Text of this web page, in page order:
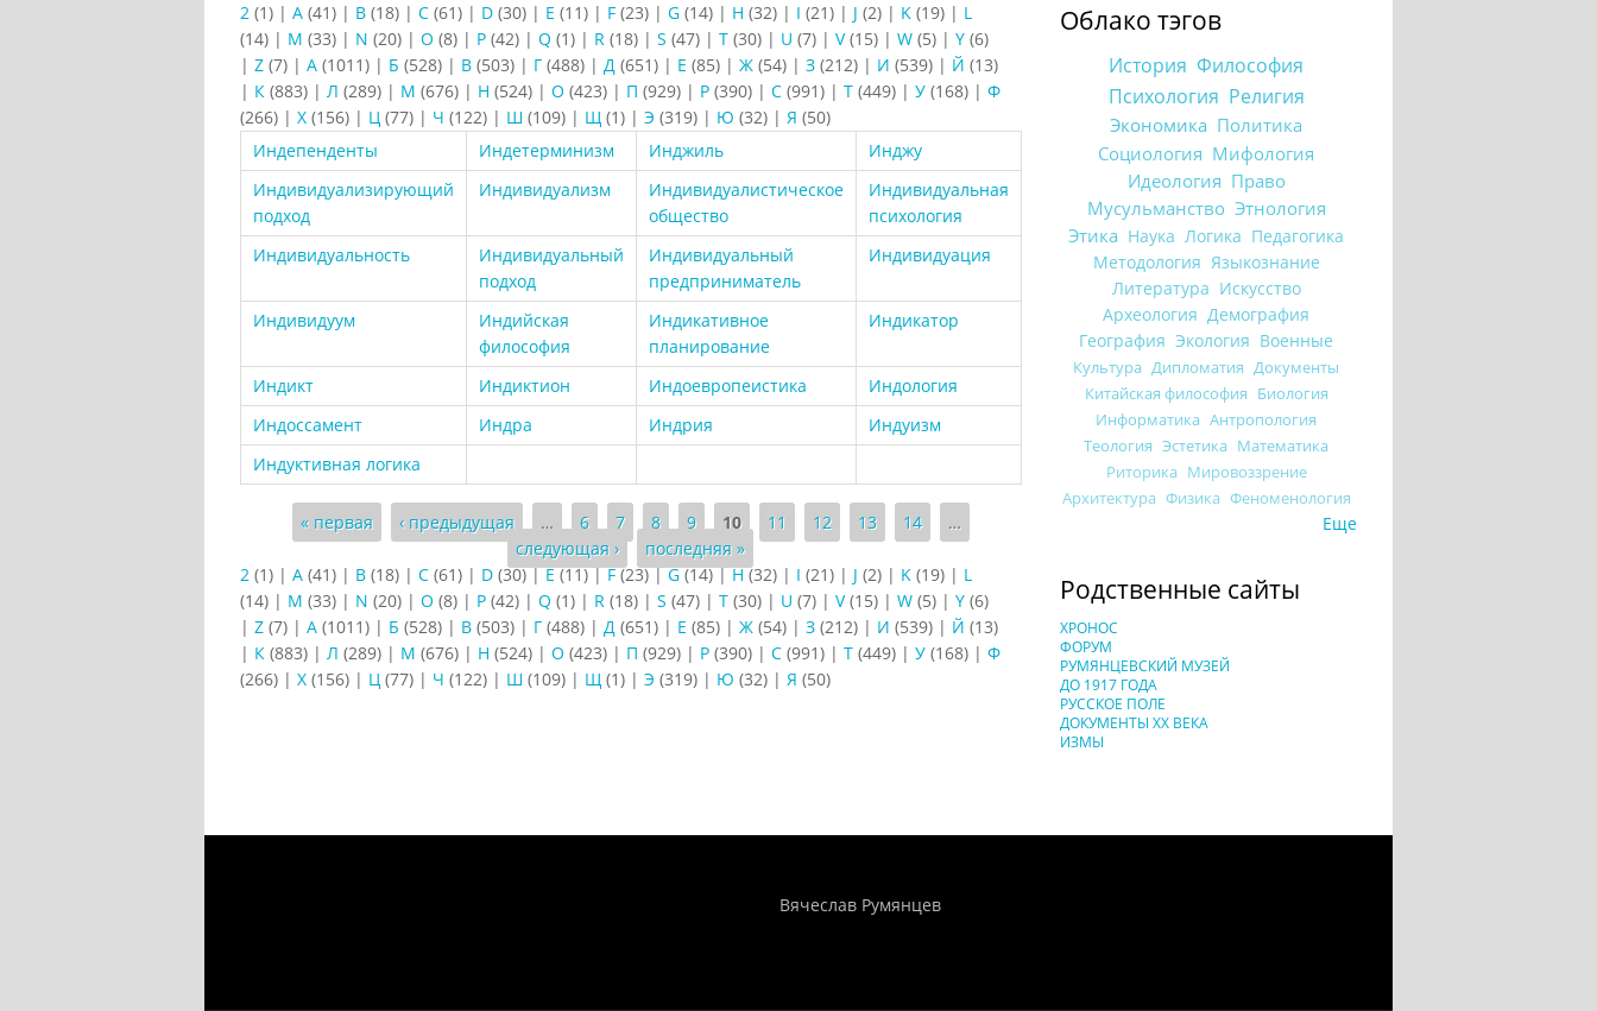
2 (1) | A (41) | B (18) | C (61) | D (30) | E (11) | F (23) | G (14) | H (32) | I (21) | J (2) | K (19) | L
(14) | M (33) | N (20) | O (8) | P (42) | Q (1) | R (18) | S (47) | T (30) | U (7) | V(15) | W (5) | Y (6)
| Z (7) | А (1011) | Б (528) | В (503) | Г (488) | Д (651) | Е (85) | Ж (54) | З (212) | И (539) | Й (13)
| К (883) | Л (289) | М (676) | Н (524) | О (423) | П (929) | Р (390) | С (991) | Т (449) | У (168) | Ф
(266) | Х (156) | Ц (77) | Ч (122) | Ш (109) | Щ (1) | Э (319) | Ю (32) | Я (50)
Индепенденты
Индетерминизм Инджиль
Инджу
Индивидуализирующий
подход
Индивидуализм
Индивидуалистическое
общество
Индивидуальная
психология
Индивидуальность
Индивидуальный
подход
Индивидуальный
предприниматель
Индивидуация
Индивидуум
Индийская
философия
Индикативное
планирование
Индикатор
Индикт Индиктион Индоевропеистика
Индология
Индоссамент
Индра Индрия
Индуизм
Индуктивная логика
Страницы
« первая ‹ предыдущая … 6 7 8 9 10 11 12 13 14
…
следующая ›
последняя »
2 (1) | A (41) | B (18) | C (61) | D (30)|E(11)|F(23)|G(14)|H(32) | I (21) | J (2) | K (19) | L
(14) | M (33) | N (20) | O (8) | P (42) | Q (1) | R (18) | S (47) | T (30) | U (7) | V(15) | W (5) | Y (6)
| Z (7) | А (1011) | Б (528) | В (503) | Г (488) | Д (651) | Е (85) | Ж (54) | З (212) | И (539) | Й (13)
| К (883) | Л (289) | М (676) | Н (524) | О (423) | П (929) | Р (390) | С (991) | Т (449) | У (168) | Ф
(266) | Х (156) | Ц (77) | Ч (122) | Ш (109) | Щ (1) | Э (319) | Ю (32) | Я (50)
Облако тэгов
История Философия
Психология Религия
Экономика Политика
Социология Мифология
Идеология Право
Мусульманство Этнология
Этика Наука Логика Педагогика
Методология Языкознание
Литература Искусство
Археология Демография
География Экология Военные
Культура Дипломатия Документы
Китайская философия Биология
Информатика Антропология
Теология Эстетика Математика
Риторика Мировоззрение
Архитектура Физика Феноменология
Еще
Родственные сайты
ХРОНОС
ФОРУМ
РУМЯНЦЕВСКИЙ МУЗЕЙ
ДО 1917 ГОДА
РУССКОЕ ПОЛЕ
ДОКУМЕНТЫ XX ВЕКА
ИЗМЫ
Вячеслав Румянцев